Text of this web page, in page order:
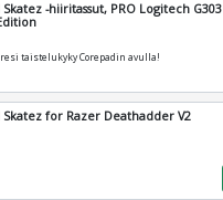
Skatez -hiiritassut, PRO Logitech G303
taistelukyky Corepadin avulla!
Skatez for Razer Deathadder V2